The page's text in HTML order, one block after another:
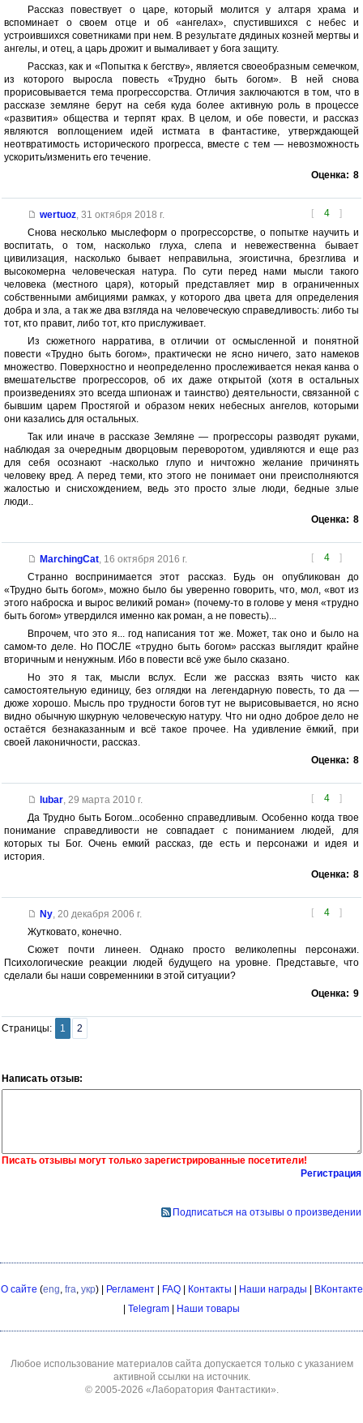
Рассказ повествует о царе, который молится у алтаря храма и
вспоминает о своем отце и об «ангелах», спустившихся с небес и
устроившихся советниками при нем. В результате дядиных козней мертвы и
ангелы, и отец, а царь дрожит и вымаливает у бога защиту.
Рассказ, как и «Попытка к бегству», является своеобразным семечком,
из которого выросла повесть «Трудно быть богом». В ней снова
прорисовывается тема прогрессорства. Отличия заключаются в том, что в
рассказе земляне берут на себя куда более активную роль в процессе
«развития» общества и терпят крах. В целом, и обе повести, и рассказ
являются воплощением идей истмата в фантастике, утверждающей
неотвратимость исторического прогресса, вместе с тем — невозможность
ускорить/изменить его течение.
Оценка: 8
[ 4 ]
wertuoz, 31 октября 2018 г.
Снова несколько мыслеформ о прогрессорстве, о попытке научить и
воспитать, о том, насколько глуха, слепа и невежественна бывает
цивилизация, насколько бывает неправильна, эгоистична, брезглива и
высокомерна человеческая натура. По сути перед нами мысли такого
человека (местного царя), который представляет мир в ограниченных
собственными амбициями рамках, у которого два цвета для определения
добра и зла, а так же два взгляда на человеческую справедливость: либо ты
тот, кто правит, либо тот, кто прислуживает.
Из сюжетного нарратива, в отличии от осмысленной и понятной
повести «Трудно быть богом», практически не ясно ничего, зато намеков
множество. Поверхностно и неопределенно прослеживается некая канва о
вмешательстве прогрессоров, об их даже открытой (хотя в остальных
произведениях это всегда шпионаж и таинство) деятельности, связанной с
бывшим царем Простягой и образом неких небесных ангелов, которыми
они казались для остальных.
Так или иначе в рассказе Земляне — прогрессоры разводят руками,
наблюдая за очередным дворцовым переворотом, удивляются и еще раз
для себя осознают -насколько глупо и ничтожно желание причинять
человеку вред. А перед теми, кто этого не понимает они преисполняются
жалостью и снисхождением, ведь это просто злые люди, бедные злые
люди..
Оценка: 8
[ 4 ]
MarchingCat, 16 октября 2016 г.
Странно воспринимается этот рассказ. Будь он опубликован до
«Трудно быть богом», можно было бы уверенно говорить, что, мол, «вот из
этого наброска и вырос великий роман» (почему-то в голове у меня «трудно
быть богом» утвердился именно как роман, а не повесть)...
Впрочем, что это я... год написания тот же. Может, так оно и было на
самом-то деле. Но ПОСЛЕ «трудно быть богом» рассказ выглядит крайне
вторичным и ненужным. Ибо в повести всё уже было сказано.
Но это я так, мысли вслух. Если же рассказ взять чисто как
самостоятельную единицу, без оглядки на легендарную повесть, то да —
дюже хорошо. Мысль про трудности богов тут не вырисовывается, но ясно
видно обычную шкурную человеческую натуру. Что ни одно доброе дело не
остаётся безнаказанным и всё такое прочее. На удивление ёмкий, при
своей лаконичности, рассказ.
Оценка: 8
[ 4 ]
lubar, 29 марта 2010 г.
Да Трудно быть Богом...особенно справедливым. Особенно когда твое
понимание справедливости не совпадает с пониманием людей, для
которых ты Бог. Очень емкий рассказ, где есть и персонажи и идея и
история.
Оценка: 8
[ 4 ]
Ny, 20 декабря 2006 г.
Жутковато, конечно.
Сюжет почти линеен. Однако просто великолепны персонажи.
Психологические реакции людей будущего на уровне. Представьте, что
сделали бы наши современники в этой ситуации?
Оценка: 9
Страницы: 1 2
Написать отзыв:
Писать отзывы могут только зарегистрированные посетители!
Регистрация
Подписаться на отзывы о произведении
О сайте (eng, fra, укр) | Регламент| FAQ| Контакты Наши награды
ВКонтакте
Telegram Наши товары
Любое использование материалов сайта допускается только с указанием
активной ссылки на источник.
© 2005-2026 «Лаборатория Фантастики».